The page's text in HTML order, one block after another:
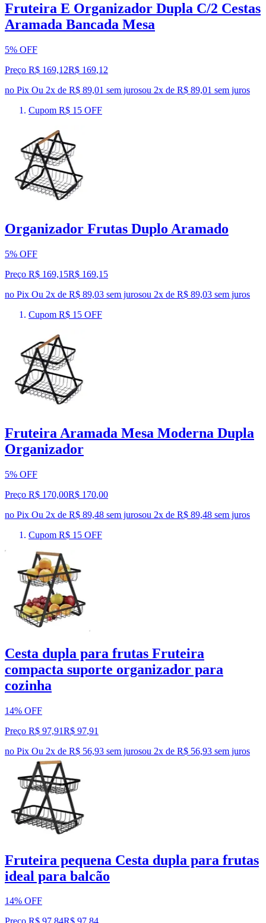
Fruteira E Organizador Dupla C/2 Cestas
Aramada Bancada Mesa
5% OFF
Preço R$ 169,12R$ 169,12
no Pix Ou 2x de R$ 89,01 sem jurosou 2x de R$ 89,01 sem juros
Cupom R$ 15 OFF
Organizador Frutas Duplo Aramado
5% OFF
Preço R$ 169,15R$ 169,15
no Pix Ou 2x de R$ 89,03 sem jurosou 2x de R$ 89,03 sem juros
Cupom R$ 15 OFF
Fruteira Aramada Mesa Moderna Dupla
Organizador
5% OFF
Preço R$ 170,00R$ 170,00
no Pix Ou 2x de R$ 89,48 sem jurosou 2x de R$ 89,48 sem juros
Cupom R$ 15 OFF
Cesta dupla para frutas Fruteira
compacta suporte organizador para
cozinha
14% OFF
Preço R$ 97,91R$ 97,91
no Pix Ou 2x de R$ 56,93 sem jurosou 2x de R$ 56,93 sem juros
Fruteira pequena Cesta dupla para frutas
ideal para balcão
14% OFF